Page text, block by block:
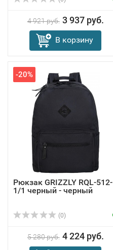
4 921 руб. 3 937 руб.
В корзину
-20%
Рюкзак GRIZZLY RQL-512-
1/1 черный - черный
(0)
5 280 руб. 4 224 руб.